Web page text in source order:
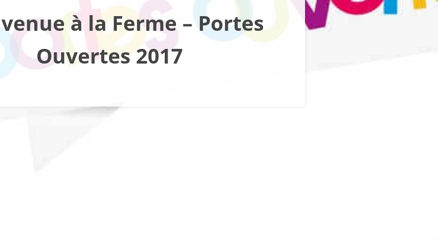
à la Ferme – Portes
Ouvertes 2017